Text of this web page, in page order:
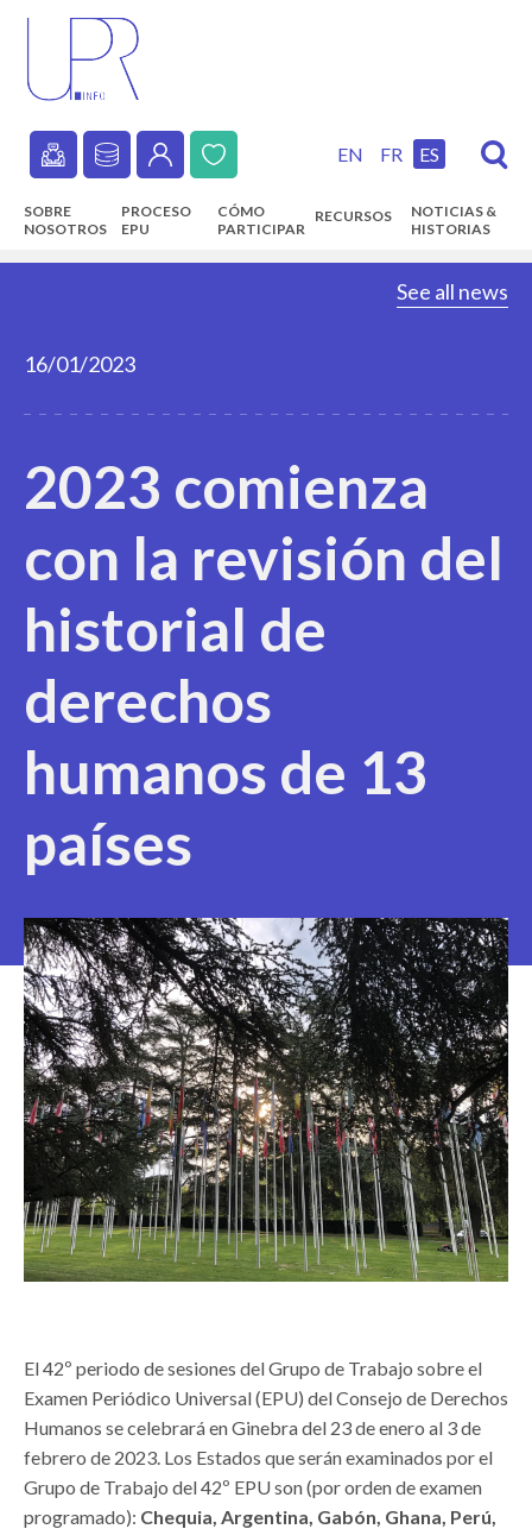
content
Secondary
navigation
EN FR ES
Main
SOBRE
NOSOTROS
PROCESO
EPU
CÓMO
PARTICIPAR
RECURSOS
NOTICIAS &
HISTORIAS
See all news
16/01/2023
2023 comienza
con la revisión del
historial de
derechos
humanos de 13
países
El 42º periodo de sesiones del Grupo de Trabajo sobre el
Examen Periódico Universal (EPU) del Consejo de Derechos
Humanos se celebrará en Ginebra del 23 de enero al 3 de
febrero de 2023. Los Estados que serán examinados por el
Grupo de Trabajo del 42º EPU son (por orden de examen
programado): Chequia, Argentina, Gabón, Ghana, Perú,